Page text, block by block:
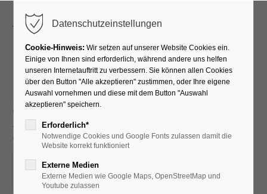
Radwanderung mit dem
SGV - Brockhausen -
zwischendurch Einkehr
18.07.2026, 13:30–18:00
ORT: TREFFPUNKT MARKTPLATZ IN ERWITTE
Datenschutzeinstellungen
Cookie-Hinweis: Wir setzen auf unserer Website Cookies ein.
Einige von Ihnen sind erforderlich, während andere uns helfen
unseren Internetauftritt zu verbessern. Sie können allen Cookies
über den Button "Alle akzeptieren" zustimmen, oder Ihre eigene
Auswahl vornehmen und diese mit dem Button "Auswahl
akzeptieren" speichern.
Erforderlich*
Notwendige Cookies und Google Fonts zulassen damit die
Website korrekt funktioniert
Externe Medien
Externe Medien wie Google Maps, OpenStreetMap und
Youtube zulassen